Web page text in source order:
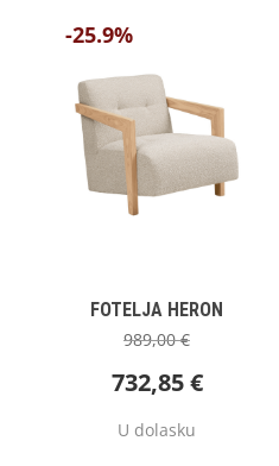
-25.9%
FOTELJA HERON
989,00€
732,85€
U dolasku